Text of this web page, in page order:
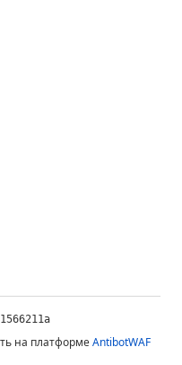
на платформеAntibotWAF